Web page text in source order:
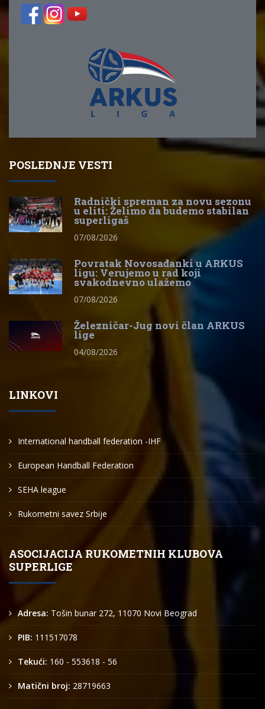
POSLEDNJE VESTI
Radnički spreman za novu sezonu
u eliti: Želimo da budemo stabilan
superligaš
07/08/2026
Povratak Novosađanki u ARKUS
ligu: Verujemo u rad koji
svakodnevno ulažemo
07/08/2026
Železničar-Jug novi član ARKUS
lige
04/08/2026
LINKOVI
International handball federation -IHF
European Handball Federation
SEHA league
Rukometni savez Srbije
ASOCIJACIJA RUKOMETNIH KLUBOVA
SUPERLIGE
Adresa: Tošin bunar 272, 11070 Novi Beograd
PIB: 111517078
Tekući: 160 - 553618 - 56
Matični broj: 28719663